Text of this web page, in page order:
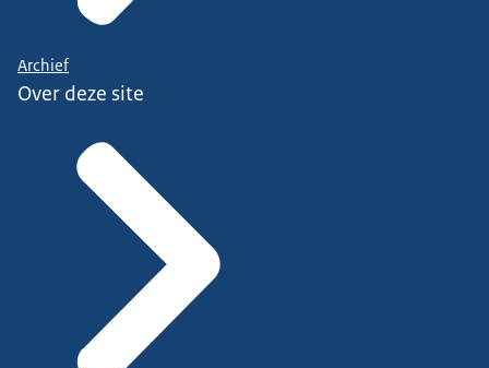
Archief
Over deze site